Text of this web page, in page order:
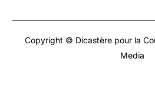
Copyright © Dicastère pour la
Media